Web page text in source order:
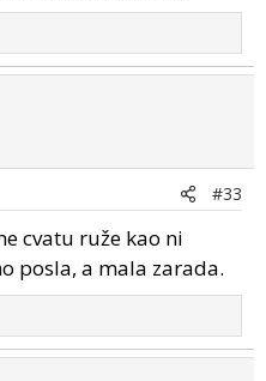
#33
cvatu ruže kao ni
posla, a mala zarada.